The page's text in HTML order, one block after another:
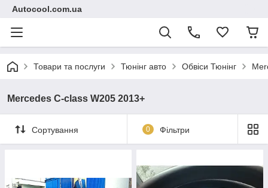
Autocool.com.ua
Товари та послуги Тюнінг авто Обвіси Тюнінг
Mercedes C-class W205 2013+
Сортування 0 Фільтри